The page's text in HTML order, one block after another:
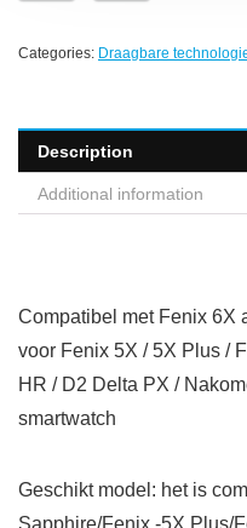
Categories: Draagbare
Description
Additional information
Compatibel met Fenix 6X
voor Fenix 5X / 5X Plus /
HR / D2 Delta PX /
smartwatch
Geschikt model: het is